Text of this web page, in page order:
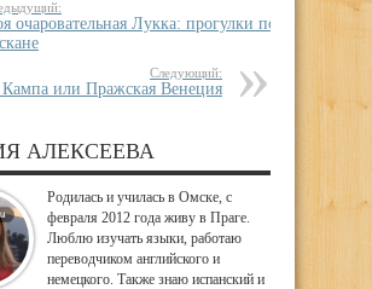
очаровательная Лукка: прогулки по
Следующий:
или Пражская Венеция
АЛЕКСЕЕВА
Родилась и училась в Омске, с
февраля 2012 года живу в Праге.
Люблю изучать языки, работаю
переводчиком английского и
немецкого. Также знаю испанский и